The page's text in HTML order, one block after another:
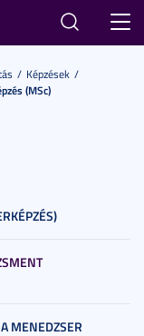
Képzések
(MSc)
MENEDZSER